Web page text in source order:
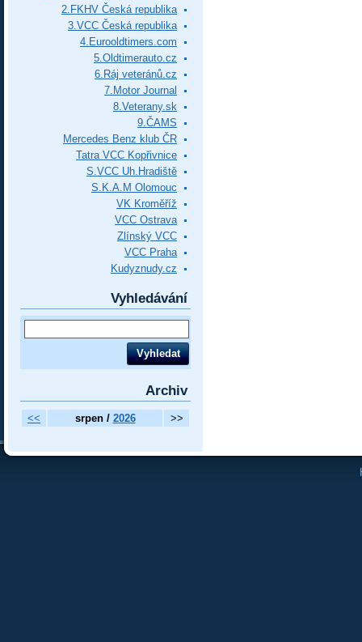
2.FKHV Česká republika
3.VCC Česká republika
4.Eurooldtimers.com
5.Oldtimerauto.cz
6.Ráj veteránů.cz
7.Motor Journal
8.Veterany.sk
9.ČAMS
Mercedes Benz klub ČR
Tatra VCC Kopřivnice
S.VCC Uh.Hradiště
S.K.A.M Olomouc
VK Kroměříž
VCC Ostrava
Zlínský VCC
VCC Praha
Kudyznudy.cz
Vyhledávání
Archiv
<< srpen / 2026 >>